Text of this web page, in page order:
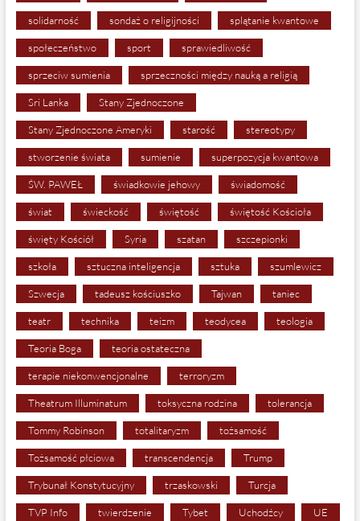
solidarność sondaż o religijności splątanie kwantowe
społeczeństwo sport sprawiedliwość
sprzeciw sumienia sprzeczności między nauką a religią
Sri Lanka Stany Zjednoczone
Stany Zjednoczone Ameryki starość stereotypy
stworzenie świata sumienie superpozycja kwantowa
ŚW. PAWEŁ świadkowie jehowy świadomość
świat świeckość świętość świętość Kościoła
święty Kościół Syria szatan szczepionki
szkoła sztuczna inteligencja sztuka szumlewicz
Szwecja tadeusz kościuszko Tajwan taniec
teatr technika teizm teodycea teologia
Teoria Boga teoria ostateczna
terapie niekonwencjonalne terroryzm
Theatrum Illuminatum toksyczna rodzina tolerancja
Tommy Robinson totalitaryzm tożsamość
Tożsamość płciowa transcendencja Trump
Trybunał Konstytucyjny trzaskowski Turcja
TVP Info twierdzenie Tybet Uchodźcy UE